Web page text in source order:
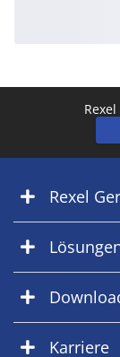
Rexel
Karriere